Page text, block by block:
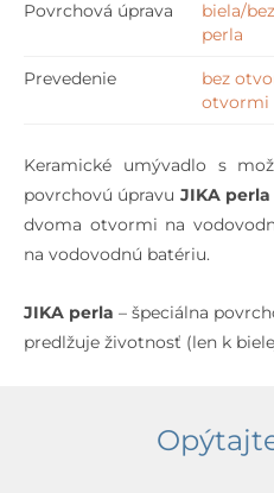
Povrchová úprava biela/
perla
Prevedenie bez
otvormi
Keramické umývadlo s
povrchovú úpravu JIKA perla
dvoma otvormi na
na vodovodnú batériu.
JIKA perla – špeciálna
predlžuje životnosť (len k